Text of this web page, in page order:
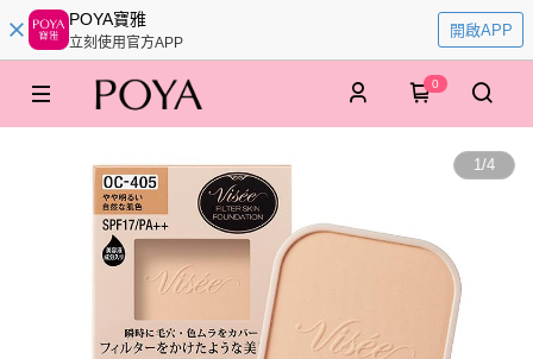
POYA寶雅
立刻使用官方APP
開啟APP
0
1/4